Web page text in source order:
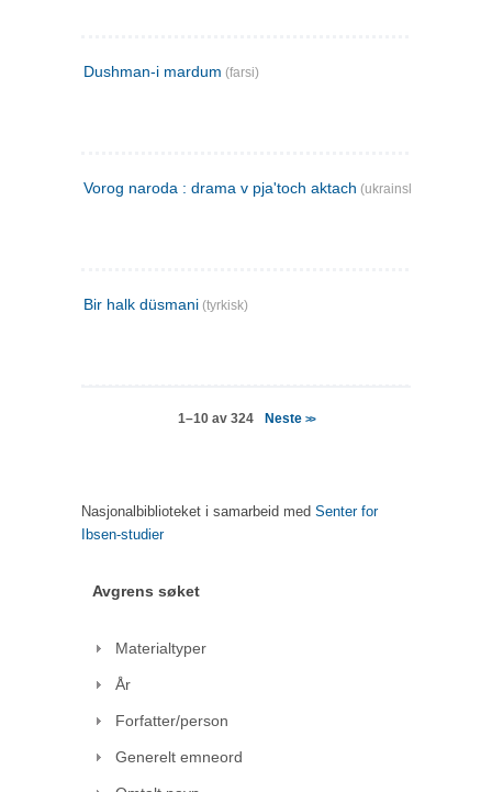
Dushman-i mardum (farsi)
Vorog naroda : drama v pja'toch aktach (ukrainsk)
Bir halk düsmani (tyrkisk)
1–10 av 324 Neste >>
Nasjonalbiblioteket i samarbeid med Senter for
Ibsen-studier
Avgrens søket
Materialtyper
År
Forfatter/person
Generelt emneord